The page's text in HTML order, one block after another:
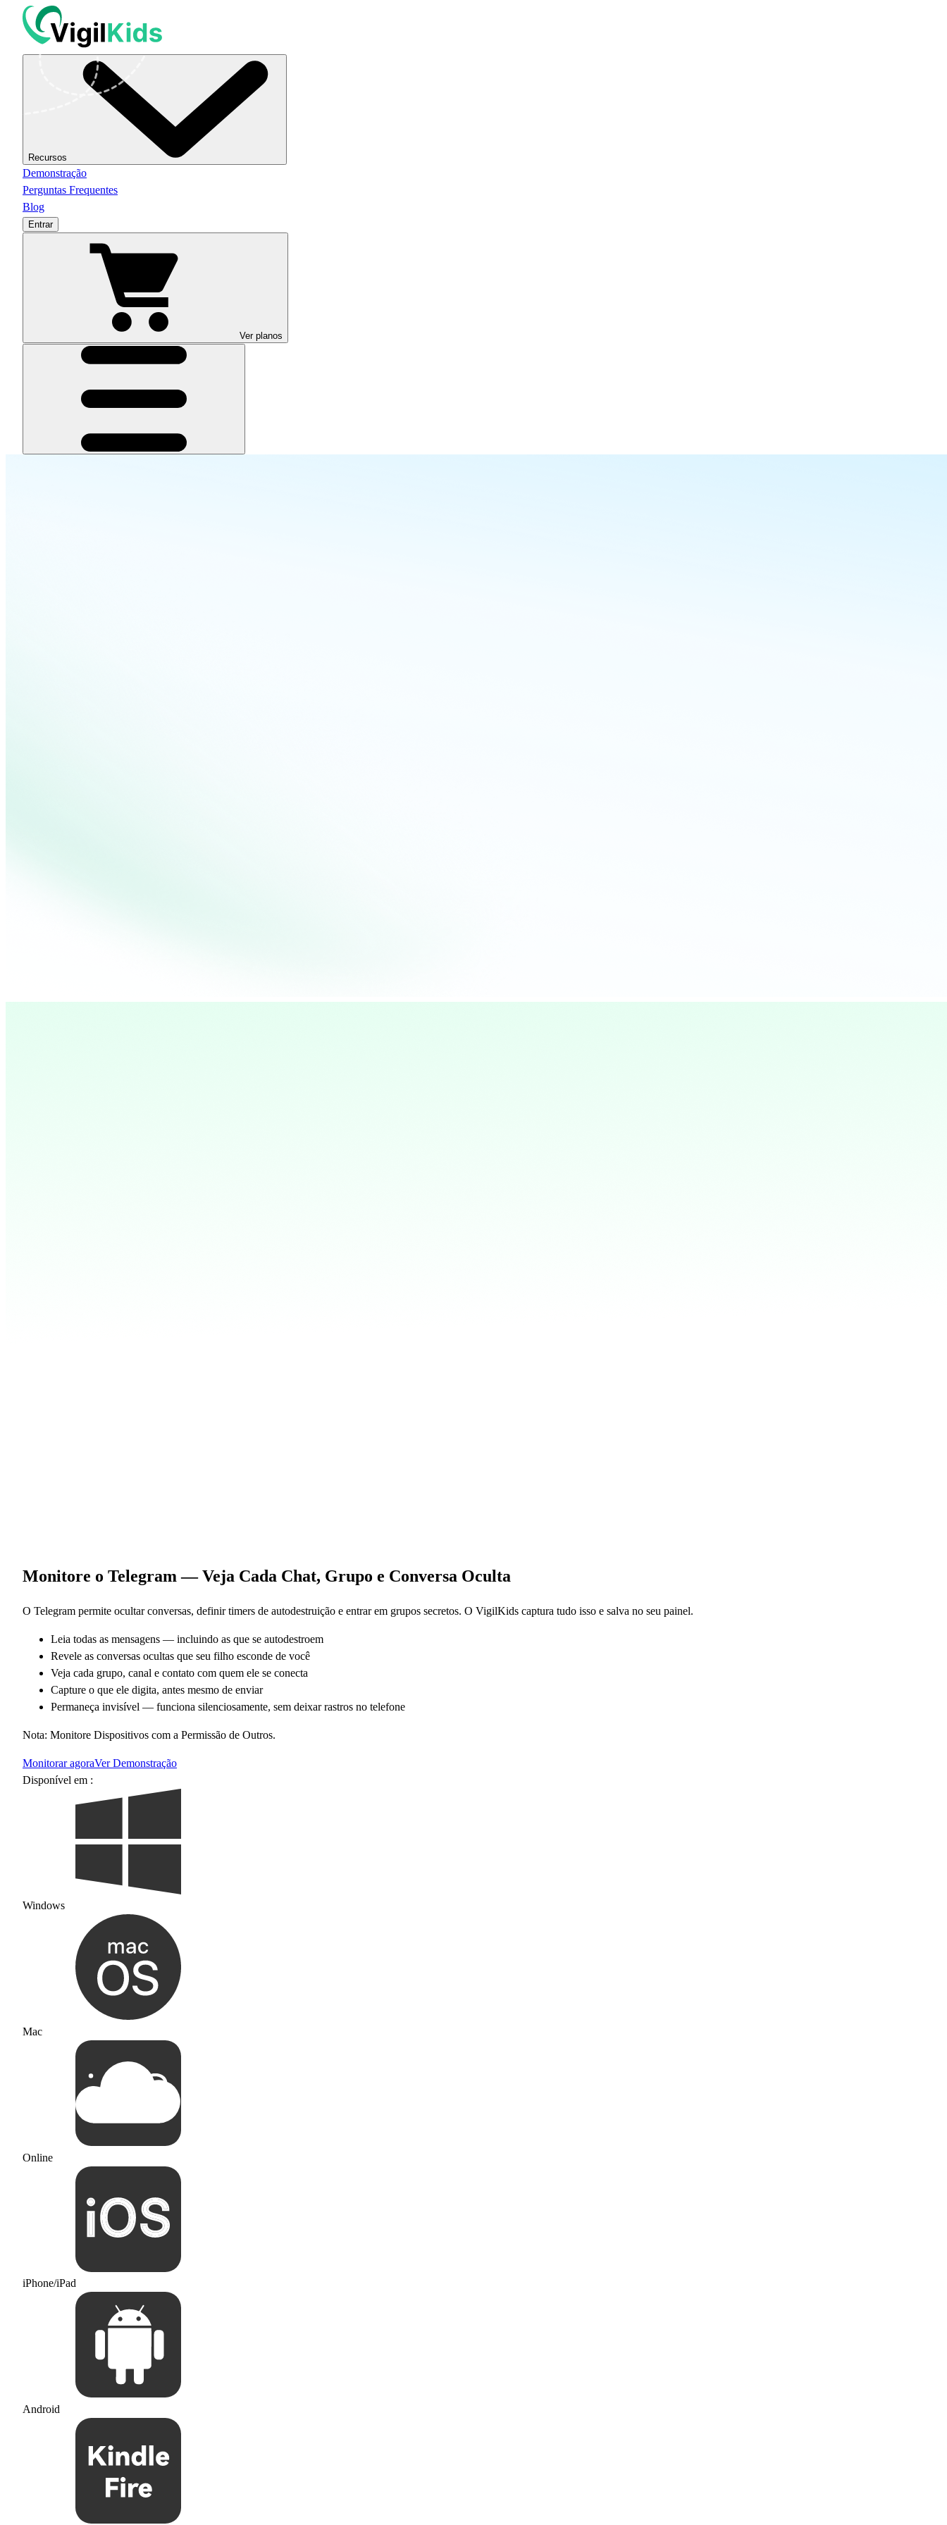
Recursos
Demonstração
Perguntas Frequentes
Blog
Entrar
Ver planos
Monitore o Telegram — Veja Cada Chat, Grupo e Conversa Oculta
O Telegram permite ocultar conversas, definir timers de autodestruição e entrar em grupos secretos. O VigilKids captura tudo isso e salva no seu painel.
Leia todas as mensagens — incluindo as que se autodestroem
Revele as conversas ocultas que seu filho esconde de você
Veja cada grupo, canal e contato com quem ele se conecta
Capture o que ele digita, antes mesmo de enviar
Permaneça invisível — funciona silenciosamente, sem deixar rastros no telefone
Nota: Monitore Dispositivos com a Permissão de Outros.
Monitorar agoraVer Demonstração
Disponível em :
Windows
Mac
Online
iPhone/iPad
Android